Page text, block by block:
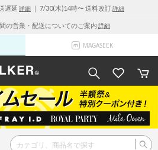
遅延 詳細 ｜ 7/30(木)14時〜 送料改訂詳細
の営業・配送についてのご案内 詳細
MAGASEEK